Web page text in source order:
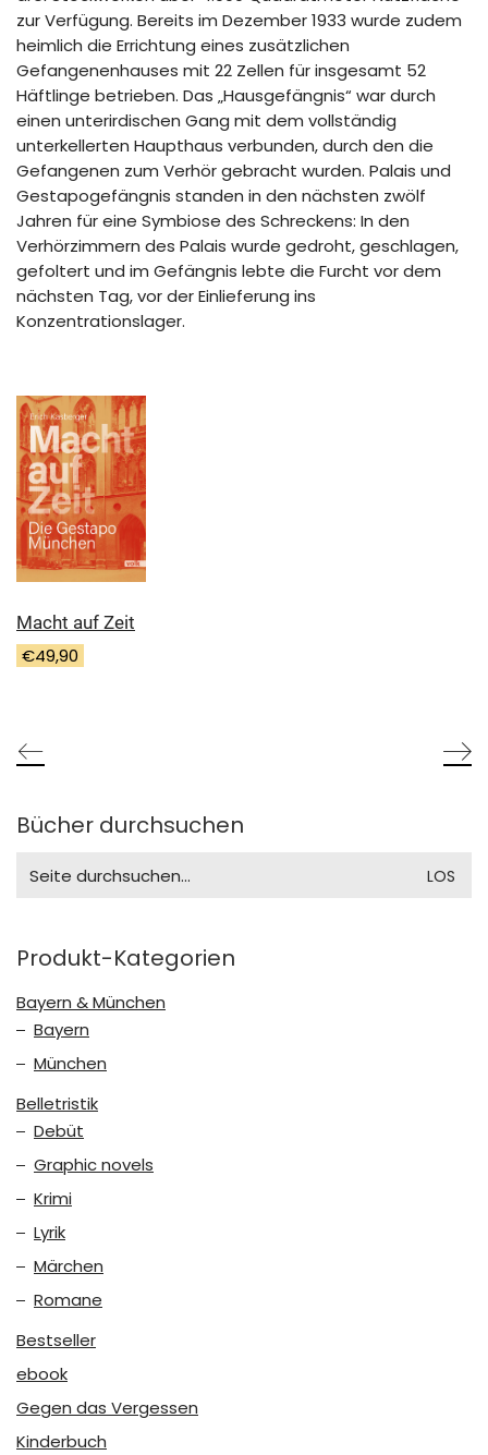
zur Verfügung. Bereits im Dezember 1933 wurde zudem
heimlich die Errichtung eines zusätzlichen
Gefangenenhauses mit 22 Zellen für insgesamt 52
Häftlinge betrieben. Das „Hausgefängnis“ war durch
einen unterirdischen Gang mit dem vollständig
unterkellerten Haupthaus verbunden, durch den die
Gefangenen zum Verhör gebracht wurden. Palais und
Gestapogefängnis standen in den nächsten zwölf
Jahren für eine Symbiose des Schreckens: In den
Verhörzimmern des Palais wurde gedroht, geschlagen,
gefoltert und im Gefängnis lebte die Furcht vor dem
nächsten Tag, vor der Einlieferung ins
Konzentrationslager.
Macht auf Zeit
€49,90
Bücher durchsuchen
for:
Produkt-Kategorien
Bayern & München
Bayern
München
Belletristik
Debüt
Graphic novels
Krimi
Lyrik
Märchen
Romane
Bestseller
ebook
Gegen das Vergessen
Kinderbuch